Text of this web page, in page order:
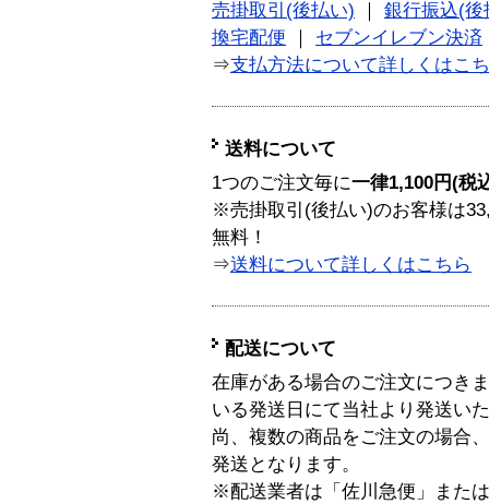
売掛取引(後払い)
銀行振込(後
換宅配便
セブンイレブン決済
⇒支払方法について詳しくはこ
送料について
1つのご注文毎に一律1,100円(税
※売掛取引(後払い)のお客様は
無料！
⇒送料について詳しくはこちら
配送について
在庫がある場合のご注文につき
いる発送日にて当社より発送い
尚、複数の商品をご注文の場合
発送となります。
※配送業者は「佐川急便」また